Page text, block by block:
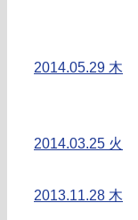
2014.05.29 木
2014.03.25 火
2013.11.28 木